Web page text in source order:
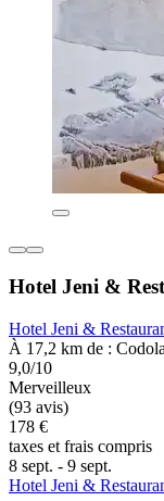
Hotel Jeni &
Hotel Jeni &
À 17,2 km de :
9,0/10
Merveilleux
(93 avis)
178 €
taxes et frais compris
8 sept. - 9 sept.
Hotel Jeni &